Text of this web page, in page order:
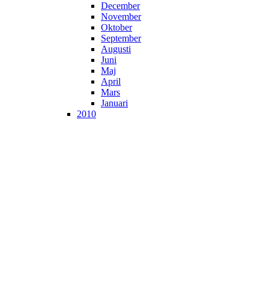
December
November
Oktober
September
Augusti
Juni
Maj
April
Mars
Januari
2010